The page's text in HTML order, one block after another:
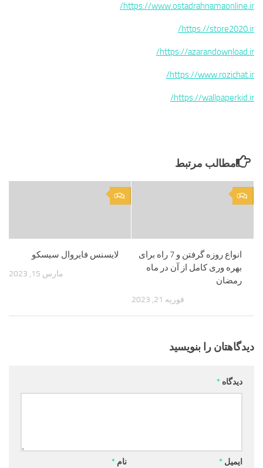
https://www.ostadrahnamaonline.ir/
https://store2020.ir/
https://azarandownload.ir/
https://www.rozichat.ir/
https://wallpaperkid.ir/
مطالب مرتبط
0
لایسنس فایروال سیسکو
مارس 15, 2023
0
انواع روزه گرفتن و 7 راه برای
بهره وری کامل از آن در ماه
رمضان
فوریه 21, 2023
دیدگاهتان را بنویسید
دیدگاه *
نام * ایمیل *